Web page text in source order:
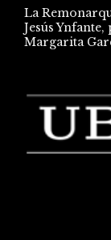
La
Jesús
Margarita